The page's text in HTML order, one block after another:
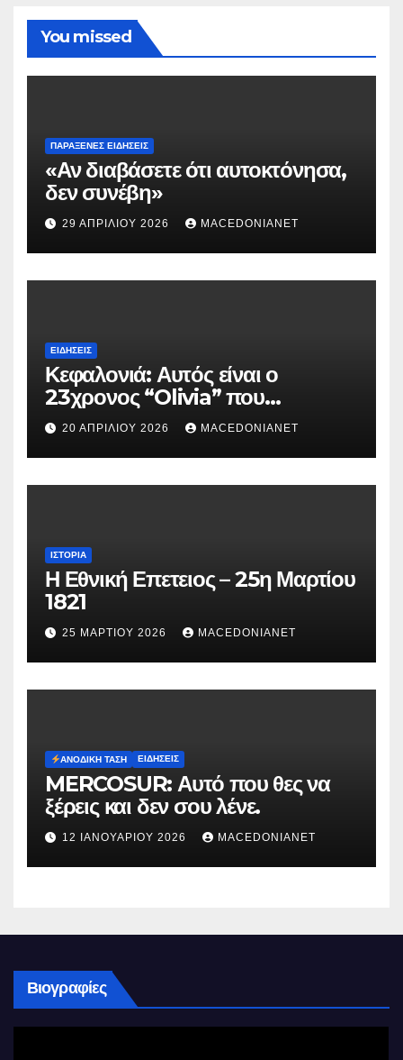
You missed
ΠΑΡΆΞΕΝΕΣ ΕΙΔΉΣΕΙΣ
«Αν διαβάσετε ότι αυτοκτόνησα,
δεν συνέβη»
29 ΑΠΡΙΛΊΟΥ 2026 MACEDONIANET
ΕΙΔΉΣΕΙΣ
Κεφαλονιά: Αυτός είναι ο
23χρονος “Olivia” που
κατηγορείται για τον θάνατο της
Μυρτούς
20 ΑΠΡΙΛΊΟΥ 2026 MACEDONIANET
ΙΣΤΟΡΊΑ
Η Εθνική Επετειος – 25η Μαρτίου
1821
25 ΜΑΡΤΊΟΥ 2026 MACEDONIANET
ΑΝΟΔΙΚΉ ΤΆΣΗ ΕΙΔΉΣΕΙΣ
MERCOSUR: Αυτό που θες να
ξέρεις και δεν σου λένε.
12 ΙΑΝΟΥΑΡΊΟΥ 2026 MACEDONIANET
Βιογραφίες